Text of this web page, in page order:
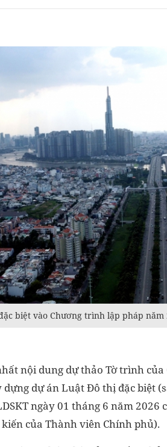
biệt vào Chương trình lập pháp năm
nội dung dự thảo Tờ trình
dựng dự án Luật Đô thị đặc biệt
ngày 01 tháng 6 năm
của Thành viên Chính phủ).